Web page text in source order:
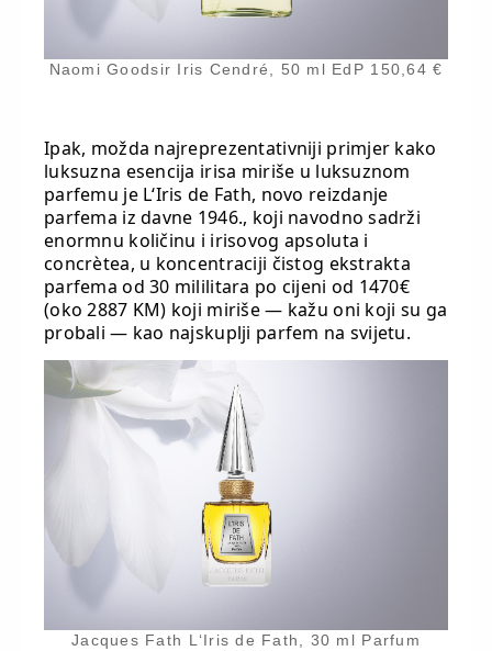
Naomi Goodsir Iris Cendré, 50 ml EdP 150,64 €
Ipak, možda najreprezentativniji primjer kako
luksuzna esencija irisa miriše u luksuznom
parfemu je L‘Iris de Fath, novo reizdanje
parfema iz davne 1946., koji navodno sadrži
enormnu količinu i irisovog apsoluta i
concrètea, u koncentraciji čistog ekstrakta
parfema od 30 mililitara po cijeni od 1470€
(oko 2887 KM) koji miriše — kažu oni koji su ga
probali — kao najskuplji parfem na svijetu.
Jacques Fath L‘Iris de Fath, 30 ml Parfum